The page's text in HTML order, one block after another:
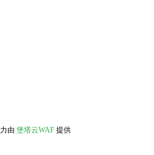
由 堡塔云WAF 提供